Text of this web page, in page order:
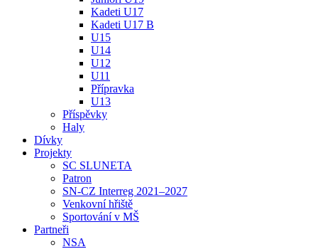
Kadeti U17
Kadeti U17 B
U15
U14
U12
U11
Přípravka
U13
Příspěvky
Haly
Dívky
Projekty
SC SLUNETA
Patron
SN-CZ Interreg 2021–2027
Venkovní hřiště
Sportování v MŠ
Partneři
NSA